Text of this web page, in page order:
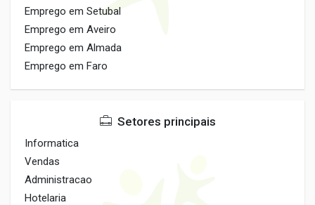
Emprego em Setubal
Emprego em Aveiro
Emprego em Almada
Emprego em Faro
Setores principais
Informatica
Vendas
Administracao
Hotelaria